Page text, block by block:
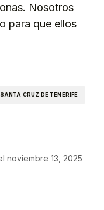
Nosotros
para que ellos
SANTA CRUZ DE TENERIFE
noviembre 13, 2025